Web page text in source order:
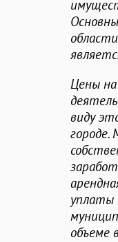
Цены
виду
уплаты
объеме